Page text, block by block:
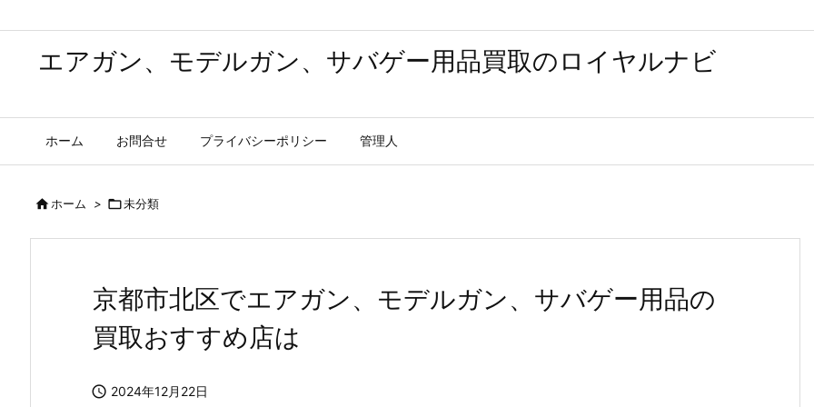
エアガン、モデルガン、サバゲー用品買取のロイヤルナビ
ホーム お問合せ プライバシーポリシー 管理人
ホーム > 未分類
京都市北区でエアガン、モデルガン、サバゲー用品の
買取おすすめ店は
 2024年12月22日